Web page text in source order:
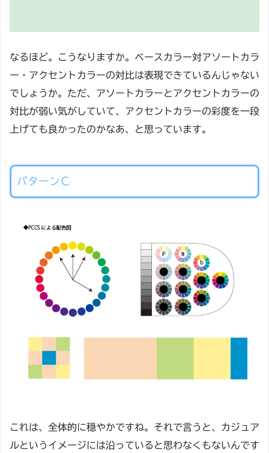
なるほど。こうなりますか。ベースカラー対アソートカラ
ー・アクセントカラーの対比は表現できているんじゃない
でしょうか。ただ、アソートカラーとアクセントカラーの
対比が弱い気がしていて、アクセントカラーの彩度を一段
上げても良かったのかなあ、と思っています。
パターンＣ
これは、全体的に穏やかですね。それで言うと、カジュア
ルというイメージには沿っていると思わなくもないんです